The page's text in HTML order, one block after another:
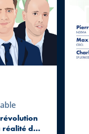
révolution
des